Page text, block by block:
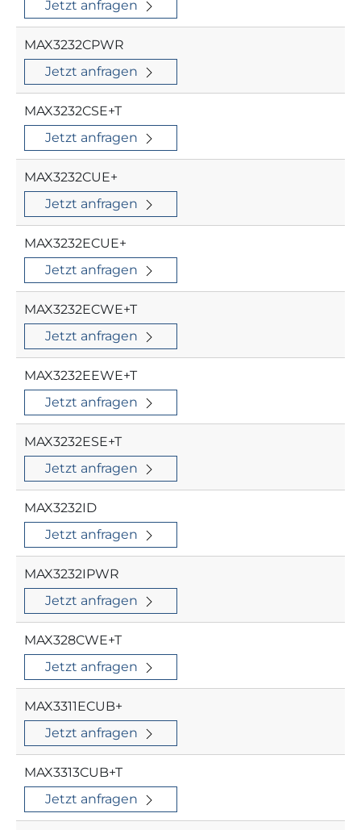
Jetzt anfragen
MAX3232CPWR
Jetzt anfragen
MAX3232CSE+T
Jetzt anfragen
MAX3232CUE+
Jetzt anfragen
MAX3232ECUE+
Jetzt anfragen
MAX3232ECWE+T
Jetzt anfragen
MAX3232EEWE+T
Jetzt anfragen
MAX3232ESE+T
Jetzt anfragen
MAX3232ID
Jetzt anfragen
MAX3232IPWR
Jetzt anfragen
MAX328CWE+T
Jetzt anfragen
MAX3311ECUB+
Jetzt anfragen
MAX3313CUB+T
Jetzt anfragen